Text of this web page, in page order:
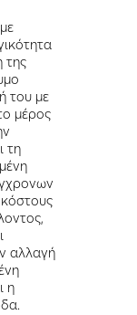
της
του με
μέρος
τη
αλλαγή
η